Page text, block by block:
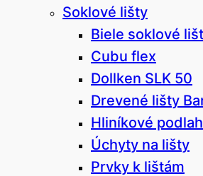
Soklové lišty
Biele soklové
Cubu flex
Dollken SLK 50
Drevené lišty
Hliníkové
Úchyty na lišty
Prvky k lištám